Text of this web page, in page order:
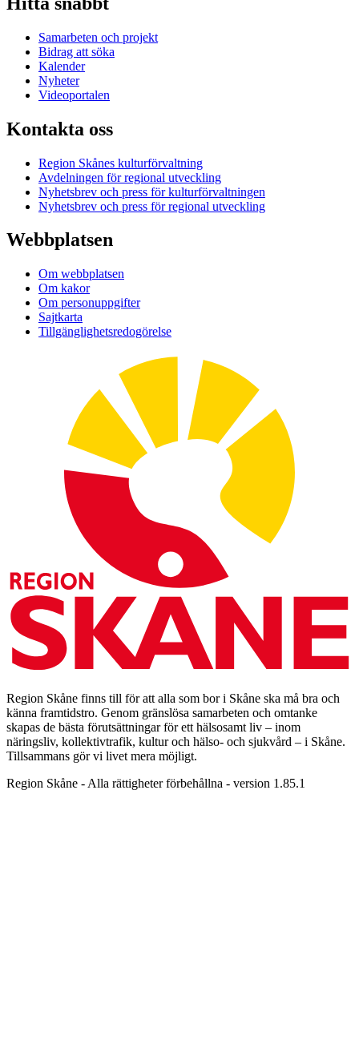
Samarbeten och projekt
Bidrag att söka
Kalender
Nyheter
Videoportalen
Kontakta oss
Region Skånes kulturförvaltning
Avdelningen för regional utveckling
Nyhetsbrev och press för kulturförvaltningen
Nyhetsbrev och press för regional utveckling
Webbplatsen
Om webbplatsen
Om kakor
Om personuppgifter
Sajtkarta
Tillgänglighetsredogörelse
Region Skåne finns till för att alla som bor i Skåne ska må bra och
känna framtidstro. Genom gränslösa samarbeten och omtanke
skapas de bästa förutsättningar för ett hälsosamt liv – inom
näringsliv, kollektivtrafik, kultur och hälso- och sjukvård – i Skåne.
Tillsammans gör vi livet mera möjligt.
Region Skåne - Alla rättigheter förbehållna - version 1.85.1